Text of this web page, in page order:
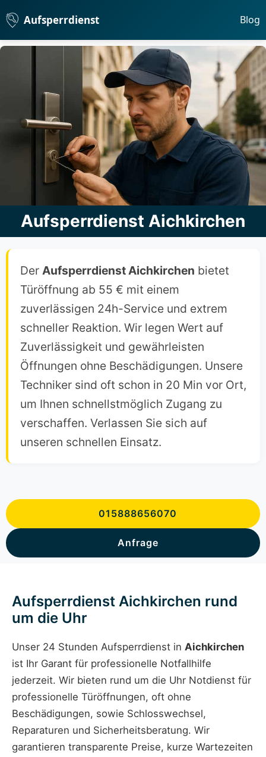
Aufsperrdienst Blog
Aufsperrdienst Aichkirchen
Der Aufsperrdienst Aichkirchen bietet
Türöffnung ab 55 € mit einem
zuverlässigen 24h-Service und extrem
schneller Reaktion. Wir legen Wert auf
Zuverlässigkeit und gewährleisten
Öffnungen ohne Beschädigungen. Unsere
Techniker sind oft schon in 20 Min vor Ort,
um Ihnen schnellstmöglich Zugang zu
verschaffen. Verlassen Sie sich auf
unseren schnellen Einsatz.
015888656070
Anfrage
Aufsperrdienst Aichkirchen rund
um die Uhr
Unser 24 Stunden Aufsperrdienst in Aichkirchen
ist Ihr Garant für professionelle Notfallhilfe
jederzeit. Wir bieten rund um die Uhr Notdienst für
professionelle Türöffnungen, oft ohne
Beschädigungen, sowie Schlosswechsel,
Reparaturen und Sicherheitsberatung. Wir
garantieren transparente Preise, kurze Wartezeiten